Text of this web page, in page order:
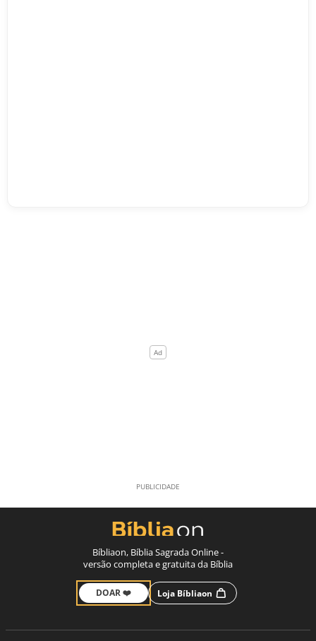
Bíbliaon, Bíblia Sagrada Online -
versão completa e gratuita da Bíblia
DOAR ❤️ Loja Bíbliaon